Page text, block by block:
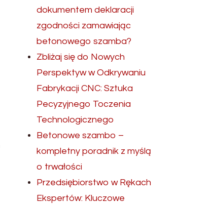
dokumentem deklaracji
zgodności zamawiając
betonowego szamba?
Zbliżaj się do Nowych
Perspektyw w Odkrywaniu
Fabrykacji CNC: Sztuka
Pecyzyjnego Toczenia
Technologicznego
Betonowe szambo –
kompletny poradnik z myślą
o trwałości
Przedsiębiorstwo w Rękach
Ekspertów: Kluczowe